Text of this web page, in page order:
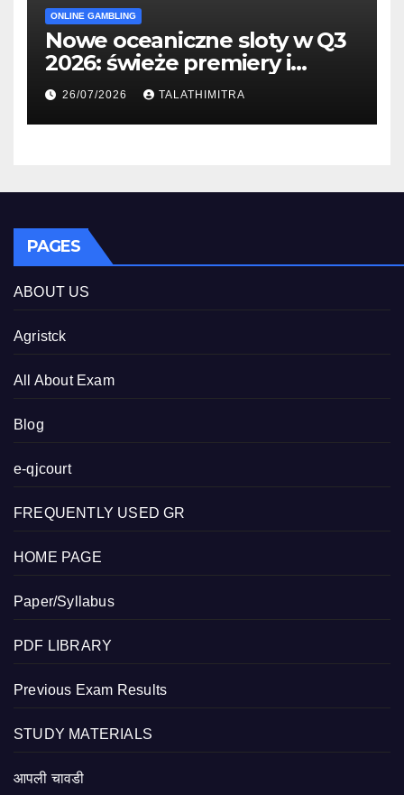
ONLINE GAMBLING
Nowe oceaniczne sloty w Q3
2026: świeże premiery i
studia
26/07/2026 TALATHIMITRA
PAGES
ABOUT US
Agristck
All About Exam
Blog
e-qjcourt
FREQUENTLY USED GR
HOME PAGE
Paper/Syllabus
PDF LIBRARY
Previous Exam Results
STUDY MATERIALS
आपली चावडी